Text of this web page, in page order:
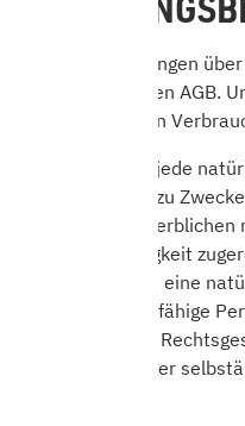
Für alle Bestellungen
die nachfolgenden AGB.
ausschließlich an
Verbraucher ist jede
Rechtsgeschäft zu
weder ihrer
beruflichen Tätigkeit
Unternehmer ist eine
oder eine rechtsfähige
Abschluss eines
gewerblichen oder